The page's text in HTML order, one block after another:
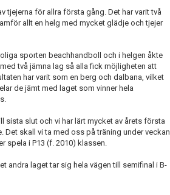
tjejerna för allra första gång. Det har varit två
allt en helg med mycket glädje och tjejer
sporten beachhandboll och i helgen åkte
två jämna lag så alla fick möjligheten att
har varit som en berg och dalbana, vilket
de jämt med laget som vinner hela
slut och vi har lärt mycket av årets första
Det skall vi ta med oss på träning under veckan
spela i P13 (f. 2010) klassen.
andra laget tar sig hela vägen till semifinal i B-